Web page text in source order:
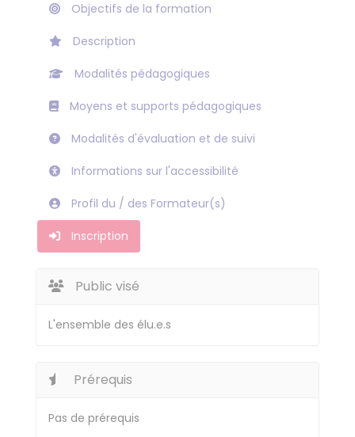
Objectifs de la formation
Description
Modalités pédagogiques
Moyens et supports pédagogiques
Modalités d'évaluation et de suivi
Informations sur l'accessibilité
Profil du / des Formateur(s)
Inscription
Public visé
L'ensemble des élu.e.s
Prérequis
Pas de prérequis